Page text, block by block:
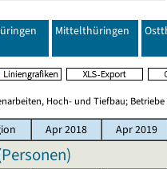
Mittelthüringen
Hoch- und Tiefbau;
Apr 2018 Apr 2019